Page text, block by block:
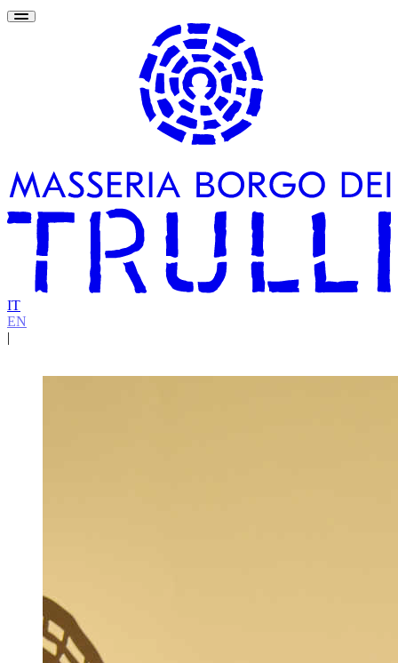
IT
EN
|